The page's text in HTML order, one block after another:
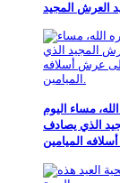
العرش المجيد
مساء اليوم
الذي يصادف